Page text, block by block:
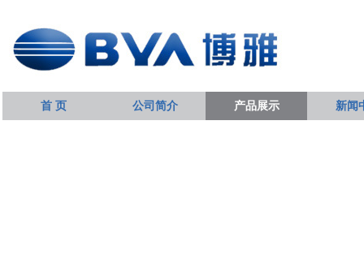
首 页 公司简介 产品展示 新闻